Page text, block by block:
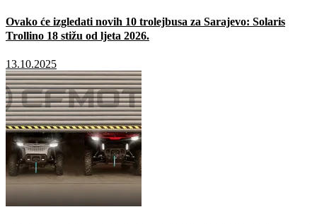
Ovako će izgledati novih 10 trolejbusa za Sarajevo: Solaris
Trollino 18 stižu od ljeta 2026.
13.10.2025